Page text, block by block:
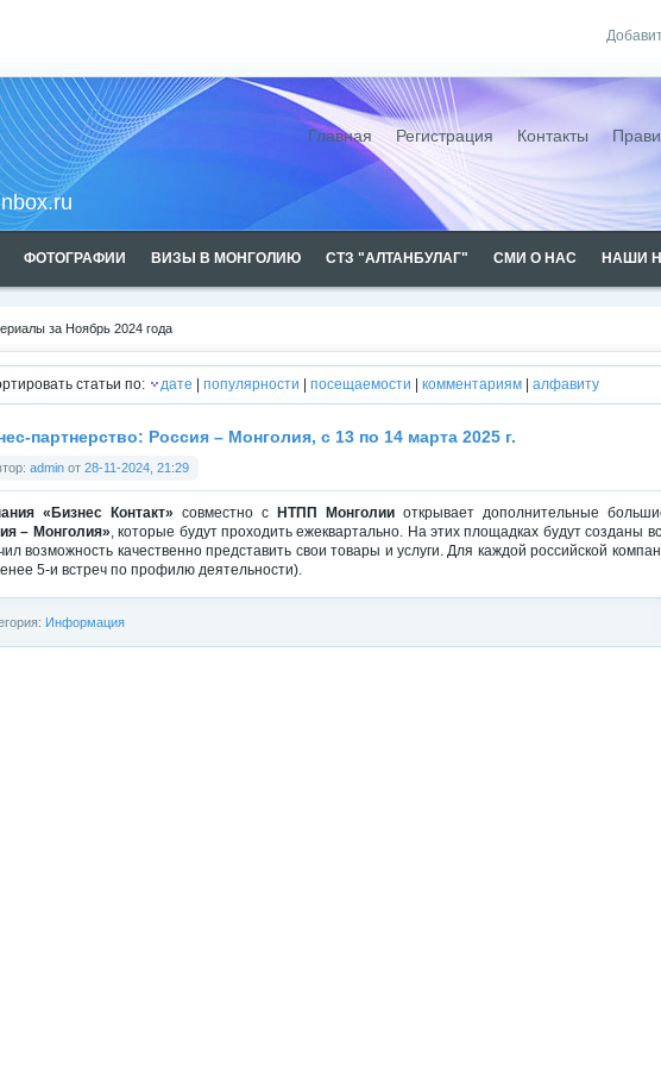
Главная Регистрация Контакты
ФОТОГРАФИИ ВИЗЫ В МОНГОЛИЮ СТЗ "АЛТАНБУЛАГ" СМИ О НАС
НАШИ
за Ноябрь 2024 года
рекламы
статьи по: дате популярности посещаемости комментариям алфавиту
партнерство: Россия – Монголия, с 13 по 14 марта 2025 г.
admin от 28-11-2024, 21:29
«Бизнес Контакт» совместно с НТПП Монголии открывает дополнительные
– Монголия», которые будут проходить ежеквартально. На этих площадках будут созданы
возможность качественно представить свои товары и услуги. Для каждой российской
5-и встреч по профилю деятельности).
Информация